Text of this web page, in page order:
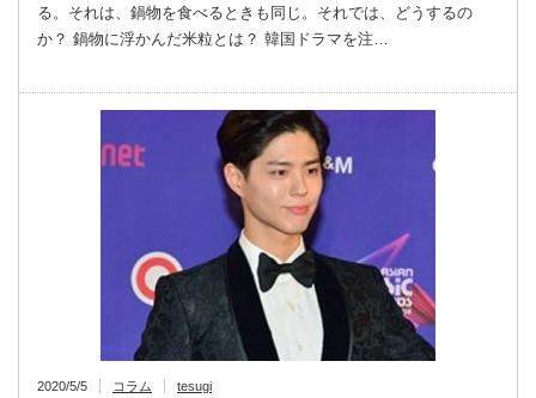
る。それは、鍋物を食べるときも同じ。それでは、どうするの
か？ 鍋物に浮かんだ米粒とは？ 韓国ドラマを注…
2020/5/5 コラム tesugi